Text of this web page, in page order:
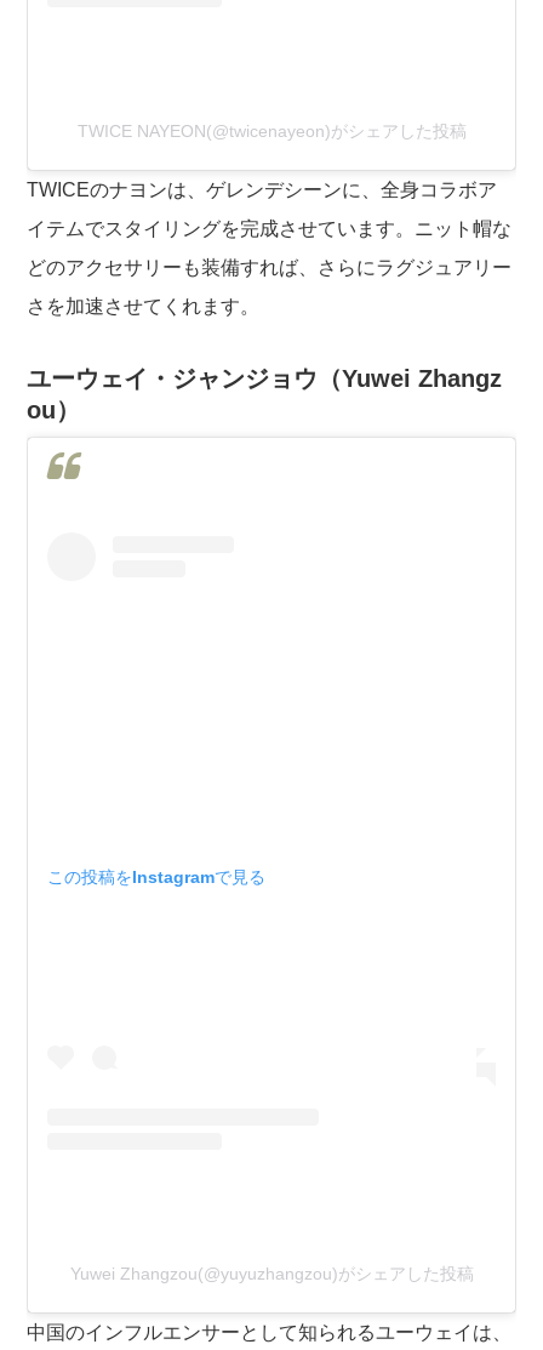
TWICE NAYEON(@twicenayeon)がシェアした投稿
TWICEのナヨンは、ゲレンデシーンに、全身コラボア
イテムでスタイリングを完成させています。ニット帽な
どのアクセサリーも装備すれば、さらにラグジュアリー
さを加速させてくれます。
ユーウェイ・ジャンジョウ（Yuwei Zhangz
ou）
この投稿をInstagramで見る
Yuwei Zhangzou(@yuyuzhangzou)がシェアした投稿
中国のインフルエンサーとして知られるユーウェイは、